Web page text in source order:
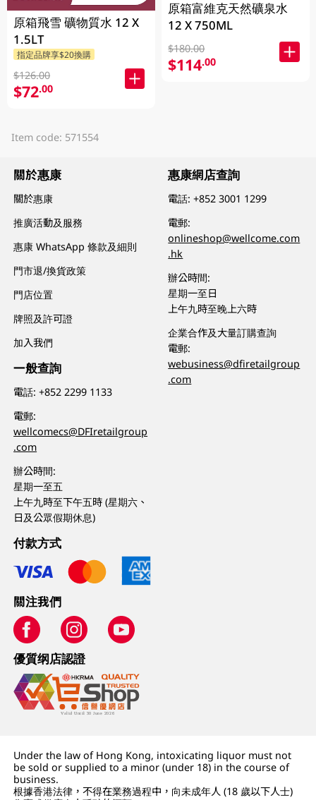
原箱飛雪 礦物質水 12 X
1.5LT
指定品牌享$20換購
$126.00
$72.00
原箱富維克天然礦泉水
12 X 750ML
$180.00
$114.00
Item code: 571554
關於惠康
關於惠康
推廣活動及服務
惠康 WhatsApp 條款及細則
門市退/換貨政策
門店位置
牌照及許可證
加入我們
一般查詢
電話:+852 2299 1133
電郵:
wellcomecs@DFIretailgroup
.com
辦公時間:
星期一至五
上午九時至下午五時 (星期六、
日及公眾假期休息)
惠康網店查詢
電話:+852 3001 1299
電郵:
onlineshop@wellcome.com
.hk
辦公時間:
星期一至日
上午九時至晚上六時
企業合作及大量訂購查詢
電郵:
webusiness@dfiretailgroup
.com
付款方式
關注我們
優質纲店認證
Under the law of Hong Kong, intoxicating liquor must not
be sold or supplied to a minor (under 18) in the course of
business.
根據香港法律，不得在業務過程中，向未成年人 (18 歲以下人士)